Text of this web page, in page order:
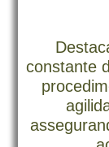
constante